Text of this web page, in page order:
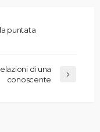
puntata
di una
conoscente